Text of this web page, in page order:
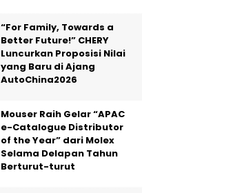
“For Family, Towards a
Better Future!” CHERY
Luncurkan Proposisi Nilai
yang Baru di Ajang
AutoChina2026
Mouser Raih Gelar “APAC
e-Catalogue Distributor
of the Year” dari Molex
Selama Delapan Tahun
Berturut-turut